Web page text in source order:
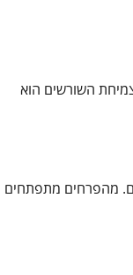
השורשים הוא
מהפרחים מתפתחים